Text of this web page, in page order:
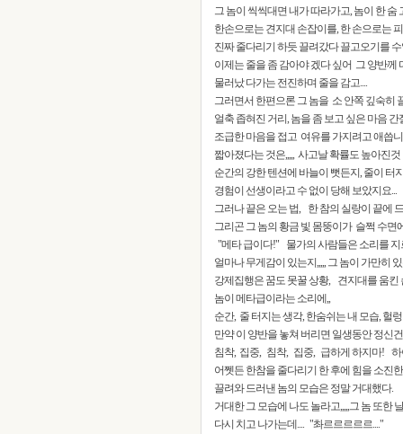
그 놈이 씩씩대면 내가 따라가고, 놈이 한 숨
한손으로는 견지대 손잡이를, 한 손으로는
진짜 줄다리기 하듯 끌려갔다 끌고오기를
이제는 줄을 좀 감아야 겠다 싶어 그 양반께
물러났 다가는 전진하며 줄을 감고....
그러면서 한편으론 그 놈을 소 안쪽 깊숙히
얼축 좁혀진 거리, 놈을 좀 보고 싶은 마음 간
조급한 마음을 접고 여유를 가지려고 애씁
짧아졌다는 것은,,,,, 사고날 확률도 높아진
순간의 강한 텐션에 바늘이 뻣든지, 줄이 터
경험이 선생이라고 수 없이 당해 보았지요...
그러나 끝은 오는 법, 한 참의 실랑이 끝에
그리곤 그 놈의 황금 빛 몸뚱이가 슬쩍 수
"메타 급이다!" 물가의 사람들은 소리를
얼마나 무게감이 있는지,,,,, 그 놈이 가만히
강제집행은 꿈도 못꿀 상황, 견지대를 움킨
놈이 메타급이라는 소리에,,
순간, 줄 터지는 생각, 한숨쉬는 내 모습, 헐
만약 이 양반을 놓쳐 버리면 일생동안 정신
침착, 집중, 침착, 집중, 급하게 하지마! 하
어쩻든 한참을 줄다리기 한 후에 힘을 소진
끌려와 드러낸 놈의 모습은 정말 거대했다.
거대한 그 모습에 나도 놀라고,,,,,그 놈 또한
다시 치고 나가는데.... "촤르르르르르...."